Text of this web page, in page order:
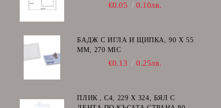
€0.05 0.10лв.
БАДЖ С ИГЛА И ЩИПКА, 90 Х 55
ММ, 270 MIC
€0.13 0.25лв.
ПЛИК , C4, 229 Х 324, БЯЛ С